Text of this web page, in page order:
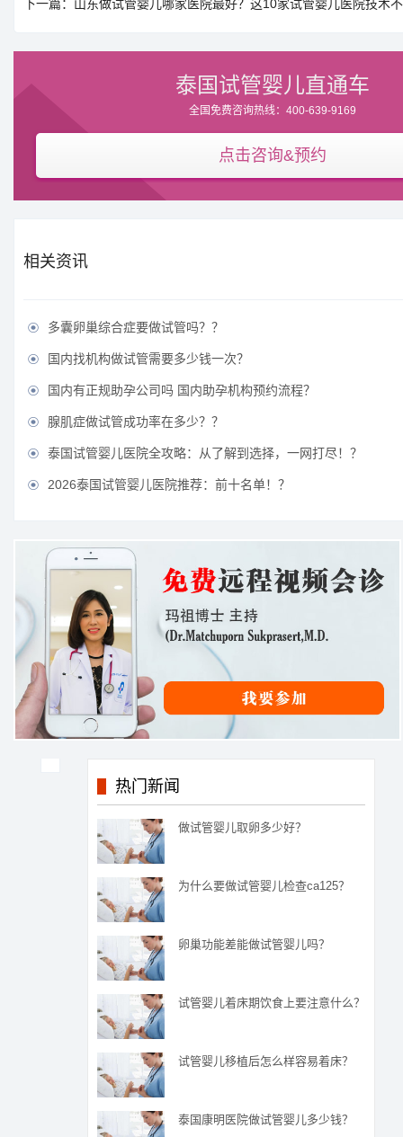
下一篇：山东做试管婴儿哪家医院最好？这10家试管婴儿医院技术
泰国试管婴儿直通车
全国免费咨询热线：400-639-9169
点击咨询&预约
相关资讯
 多囊卵巢综合症要做试管吗？？
 国内找机构做试管需要多少钱一次？
 国内有正规助孕公司吗 国内助孕机构预约流程？
 腺肌症做试管成功率在多少？？
 泰国试管婴儿医院全攻略：从了解到选择，一网打尽！？
 2026泰国试管婴儿医院推荐：前十名单！？
热门新闻
做试管婴儿取卵多少好？
为什么要做试管婴儿检查ca125？
卵巢功能差能做试管婴儿吗？
试管婴儿着床期饮食上要注意什么？
试管婴儿移植后怎么样容易着床？
泰国康明医院做试管婴儿多少钱？